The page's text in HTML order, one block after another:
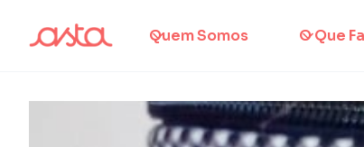
Quem Somos O Que